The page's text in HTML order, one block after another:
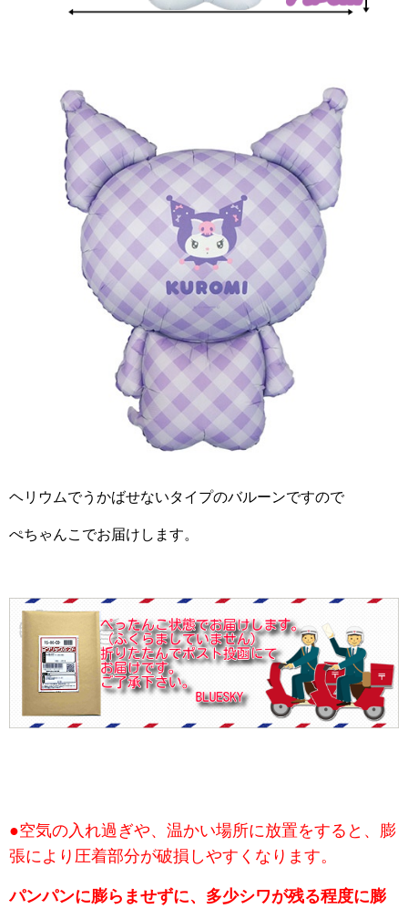
ヘリウムでうかばせないタイプのバルーンですので
ぺちゃんこでお届けします。
●空気の入れ過ぎや、温かい場所に放置をすると、膨
張により圧着部分が破損しやすくなります。
パンパンに膨らませずに、多少シワが残る程度に膨